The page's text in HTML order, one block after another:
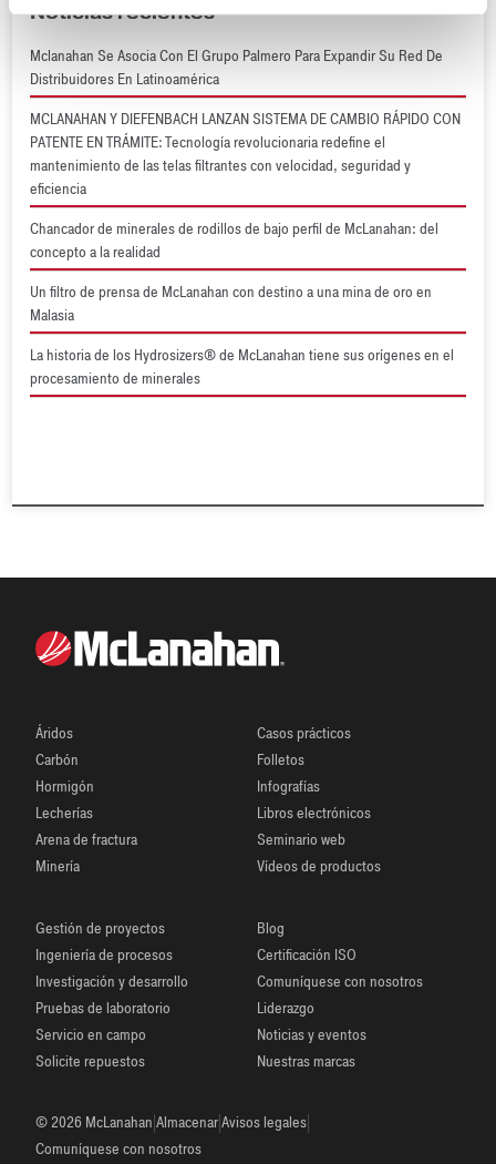
Noticias recientes
Mclanahan Se Asocia Con El Grupo Palmero Para Expandir Su Red De
Distribuidores En Latinoamérica
MCLANAHAN Y DIEFENBACH LANZAN SISTEMA DE CAMBIO RÁPIDO CON
PATENTE EN TRÁMITE: Tecnología revolucionaria redefine el
mantenimiento de las telas filtrantes con velocidad, seguridad y
eficiencia
Chancador de minerales de rodillos de bajo perfil de McLanahan: del
concepto a la realidad
Un filtro de prensa de McLanahan con destino a una mina de oro en
Malasia
La historia de los Hydrosizers® de McLanahan tiene sus orígenes en el
procesamiento de minerales
Áridos
Carbón
Hormigón
Lecherías
Arena de fractura
Minería
Casos prácticos
Folletos
Infografías
Libros electrónicos
Seminario web
Vídeos de productos
Gestión de proyectos
Ingeniería de procesos
Investigación y desarrollo
Pruebas de laboratorio
Servicio en campo
Solicite repuestos
Blog
Certificación ISO
Comuníquese con nosotros
Liderazgo
Noticias y eventos
Nuestras marcas
© 2026 McLanahan AlmacenarAvisos legales
Comuníquese con nosotros